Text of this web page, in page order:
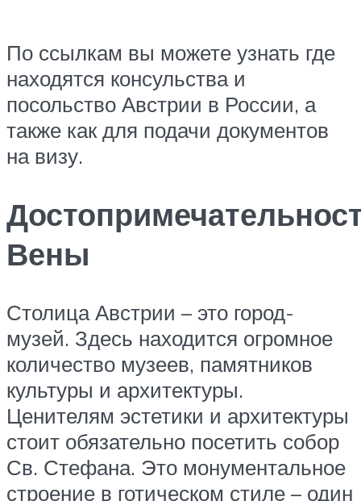
По ссылкам вы можете узнать где
находятся консульства и
посольство Австрии в России, а
также как для подачи документов
на визу.
Вены
Столица Австрии – это город-
музей. Здесь находится огромное
количество музеев, памятников
культуры и архитектуры.
Ценителям эстетики и архитектуры
стоит обязательно посетить собор
Св. Стефана. Это монументальное
строение в готическом стиле – один